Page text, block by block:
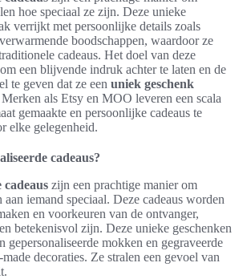
hoe speciaal ze zijn. Deze unieke
verrijkt met persoonlijke details zoals
boodschappen, waardoor ze
cadeaus. Het doel van deze
een blijvende indruk achter te laten en de
te geven dat ze een uniek geschenk
als Etsy en MOO leveren een scala
gemaakte en persoonlijke cadeaus te
elke gelegenheid.
cadeaus?
cadeaus zijn een prachtige manier om
iemand speciaal. Deze cadeaus worden
en voorkeuren van de ontvanger,
betekenisvol zijn. Deze unieke geschenken
gepersonaliseerde mokken en gegraveerde
decoraties. Ze stralen een gevoel van